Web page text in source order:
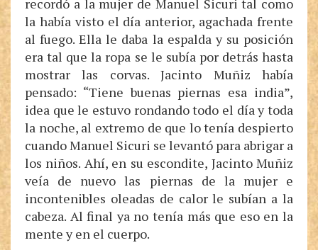
recordó a la mujer de Manuel Sicuri tal como
la había visto el día anterior, agachada frente
al fuego. Ella le daba la espalda y su posición
era tal que la ropa se le subía por detrás hasta
mostrar las corvas. Jacinto Muñiz había
pensado: “Tiene buenas piernas esa india”,
idea que le estuvo rondando todo el día y toda
la noche, al extremo de que lo tenía despierto
cuando Manuel Sicuri se levantó para abrigar a
los niños. Ahí, en su escondite, Jacinto Muñiz
veía de nuevo las piernas de la mujer e
incontenibles oleadas de calor le subían a la
cabeza. Al final ya no tenía más que eso en la
mente y en el cuerpo.